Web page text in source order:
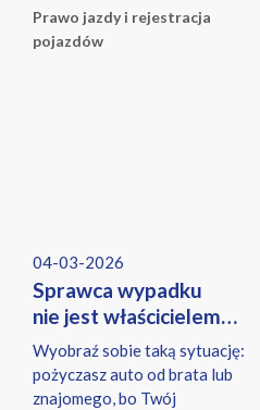
konfrontowana z
koniecznością dopełnienia
Prawo jazdy i rejestracja
pojazdów
04-03-2026
Sprawca wypadku
nie jest właścicielem
pojazdu – kto płaci
za szkody?
Wyobraź sobie taką sytuację:
pożyczasz auto od brata lub
znajomego, bo Twój